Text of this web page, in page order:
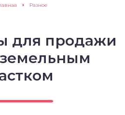
Разное
для продажи